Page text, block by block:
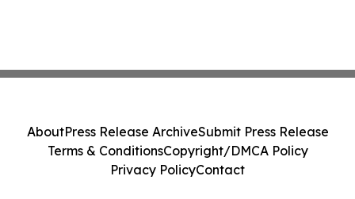
AboutPress Release ArchiveSubmit Press Release
Terms & ConditionsCopyright/DMCA Policy
Privacy PolicyContact